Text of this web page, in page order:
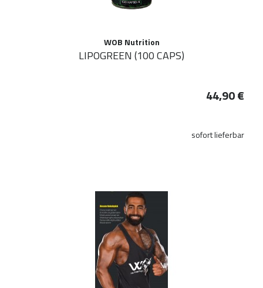
WOB Nutrition
LIPOGREEN (100 CAPS)
44,90 €
sofort lieferbar